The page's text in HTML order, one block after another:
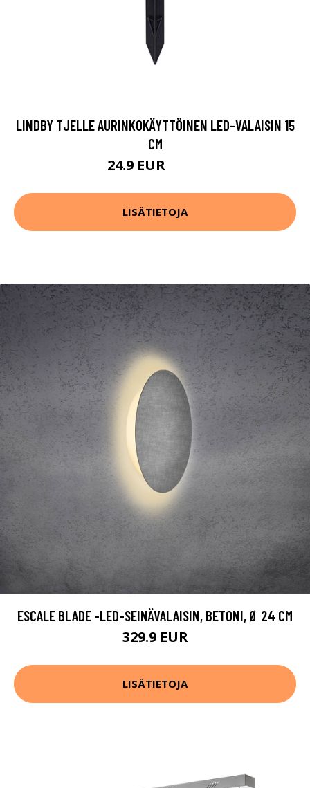
LINDBY TJELLE AURINKOKÄYTTÖINEN LED-VALAISIN 15
CM
24.9 EUR
LISÄTIETOJA
ESCALE BLADE -LED-SEINÄVALAISIN, BETONI, Ø 24 CM
329.9 EUR
LISÄTIETOJA